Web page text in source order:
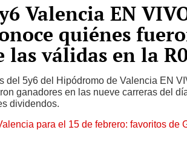
Valencia EN
quiénes
las válidas en la
del 5y6 del Hipódromo de Valencia EN
ganadores en las nueve carreras del
dividendos.
para el 15 de febrero: favoritos de